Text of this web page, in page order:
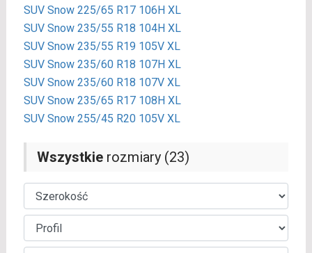
SUV Snow 225/65 R17 106H XL
SUV Snow 235/55 R18 104H XL
SUV Snow 235/55 R19 105V XL
SUV Snow 235/60 R18 107H XL
SUV Snow 235/60 R18 107V XL
SUV Snow 235/65 R17 108H XL
SUV Snow 255/45 R20 105V XL
Wszystkierozmiary (23)